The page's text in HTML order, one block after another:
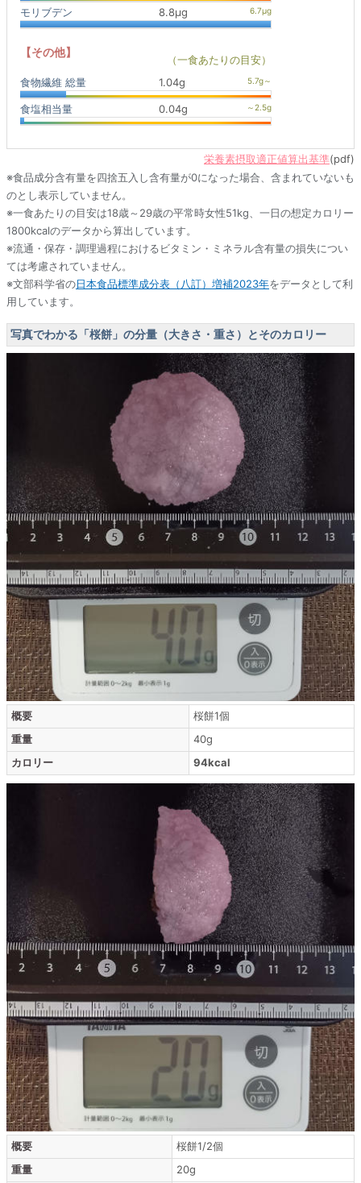
モリブデン 8.8μg
【その他】
（一食あたりの目安）
食物繊維 総量
1.04g
食塩相当量 0.04g
栄養素摂取適正値算出基準(pdf)
※食品成分含有量を四捨五入し含有量が0になった場合、含まれていないも
のとし表示していません。
※一食あたりの目安は18歳～29歳の平常時女性51kg、一日の想定カロリー
1800kcalのデータから算出しています。
※流通・保存・調理過程におけるビタミン・ミネラル含有量の損失につい
ては考慮されていません。
※文部科学省の日本食品標準成分表（八訂）増補2023年をデータとして利
用しています。
写真でわかる「桜餅」の分量（大きさ・重さ）とそのカロリー
概要
桜餅1個
重量
40g
カロリー
94kcal
概要
桜餅1/2個
重量
20g